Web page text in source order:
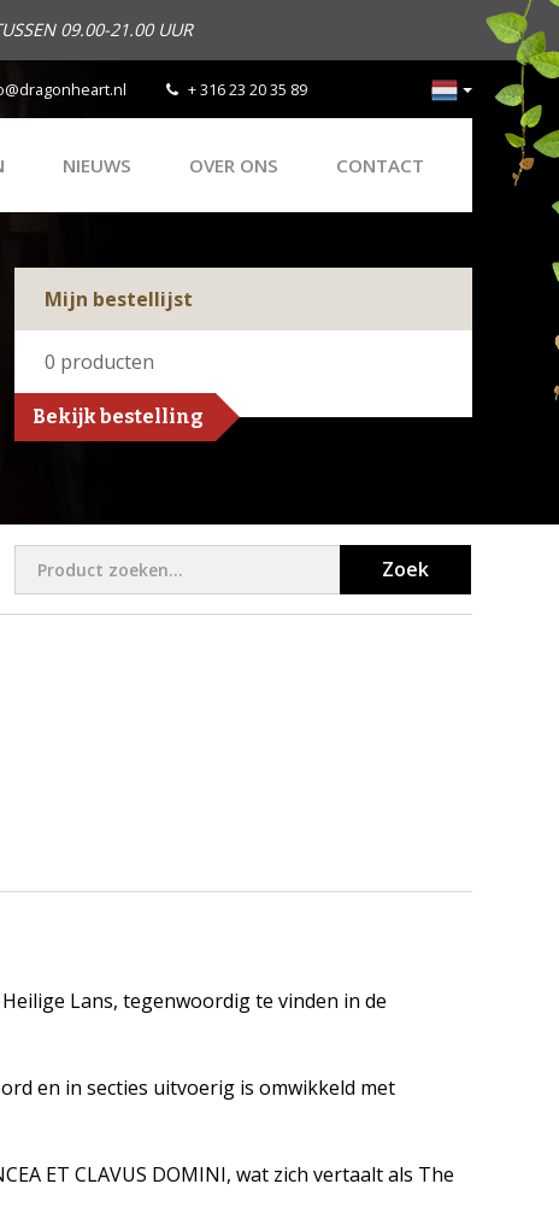
09.00-21.00 UUR
+ 316 23 20 35 89
NIEUWS OVER ONS CONTACT
Mijn bestellijst
0 producten
Bekijk bestelling
Zoek
Lans, tegenwoordig te vinden in de
en in secties uitvoerig is omwikkeld met
ET CLAVUS DOMINI, wat zich vertaalt als The